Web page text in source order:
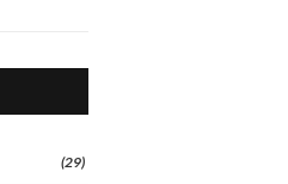
(29)